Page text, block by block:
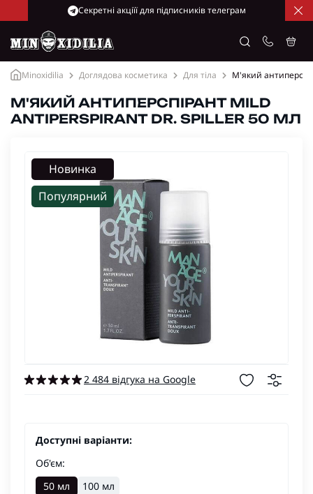
Cекретні акціїї для підписників телеграм
Minoxidilia Доглядова косметика Для тіла М'який
М'ЯКИЙ АНТИПЕРСПІРАНТ MILD
ANTIPERSPIRANT DR. SPILLER 50 МЛ
Новинка
Популярний
2 484 відгука на Google
Доступні варіанти:
Об'єм:
50 мл
100 мл